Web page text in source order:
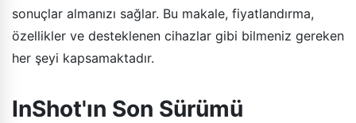
sonuçlar almanızı sağlar. Bu makale, fiyatlandırma,
özellikler ve desteklenen cihazlar gibi bilmeniz gereken
her şeyi kapsamaktadır.
InShot'ın Son Sürümü